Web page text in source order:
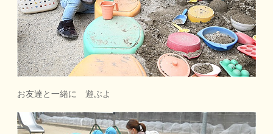
お友達と一緒に 遊ぶよ